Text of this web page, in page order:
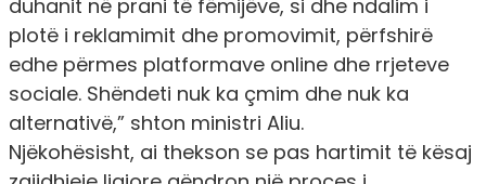
duhanit në prani të fëmijëve, si dhe ndalim i
plotë i reklamimit dhe promovimit, përfshirë
edhe përmes platformave online dhe rrjeteve
sociale. Shëndeti nuk ka çmim dhe nuk ka
alternativë,” shton ministri Aliu.
Njëkohësisht, ai thekson se pas hartimit të kësaj